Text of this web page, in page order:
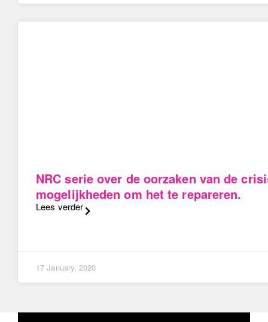
NRC serie over de oorzaken van de
mogelijkheden om het te repareren.
Lees verder
17 January, 2020